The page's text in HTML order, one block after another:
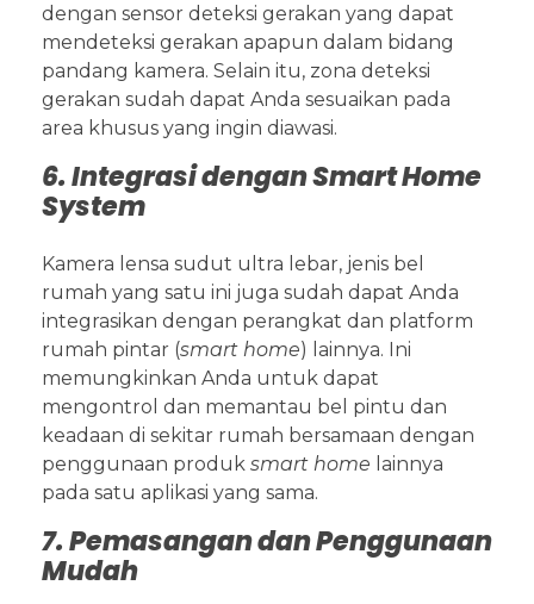
dengan sensor deteksi gerakan yang dapat
mendeteksi gerakan apapun dalam bidang
pandang kamera. Selain itu, zona deteksi
gerakan sudah dapat Anda sesuaikan pada
area khusus yang ingin diawasi.
6. Integrasi dengan Smart Home
System
Kamera lensa sudut ultra lebar, jenis bel
rumah yang satu ini juga sudah dapat Anda
integrasikan dengan perangkat dan platform
rumah pintar (smart home) lainnya. Ini
memungkinkan Anda untuk dapat
mengontrol dan memantau bel pintu dan
keadaan di sekitar rumah bersamaan dengan
penggunaan produk smart home lainnya
pada satu aplikasi yang sama.
7. Pemasangan dan Penggunaan
Mudah